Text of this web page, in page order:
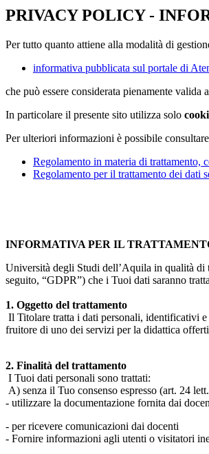
PRIVACY POLICY -
Per tutto quanto attiene alla modalità di
informativa pubblicata sul portale di
che può essere considerata pienamente
In particolare il presente sito utilizza solo
Per ulteriori informazioni è possibile
Regolamento in materia di trattamento,
Regolamento per il trattamento dei
INFORMATIVA PER IL
Università degli Studi dell’Aquila in qualità di
seguito, “GDPR”) che i Tuoi dati saranno
1. Oggetto del trattamento
Il Titolare tratta i dati personali, identificativi e
fruitore di uno dei servizi per la didattica
2. Finalità del trattamento
I Tuoi dati personali sono trattati:
A) senza il Tuo consenso espresso (art. 24
- utilizzare la documentazione fornita dai
- per ricevere comunicazioni dai docenti
- Fornire informazioni agli utenti o visitatori